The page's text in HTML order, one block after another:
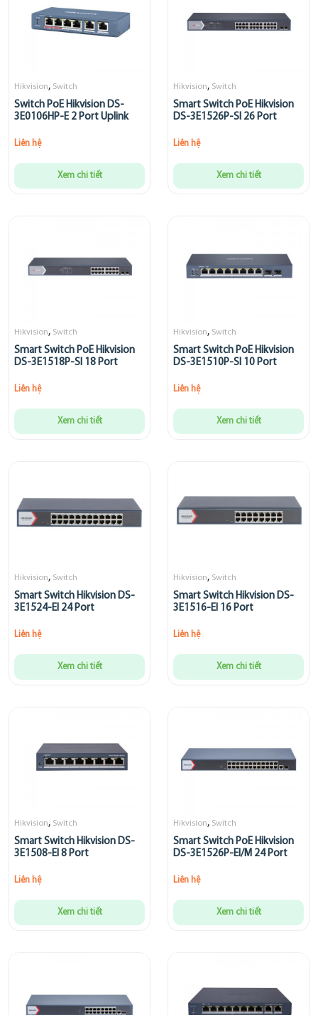
Hikvision, Switch
Switch PoE Hikvision DS-
3E0106HP-E 2 Port Uplink
Liên hệ
Xem chi tiết
Hikvision, Switch
Smart Switch PoE Hikvision
DS-3E1526P-SI 26 Port
Liên hệ
Xem chi tiết
Hikvision, Switch
Smart Switch PoE Hikvision
DS-3E1518P-SI 18 Port
Liên hệ
Xem chi tiết
Hikvision, Switch
Smart Switch PoE Hikvision
DS-3E1510P-SI 10 Port
Liên hệ
Xem chi tiết
Hikvision, Switch
Smart Switch Hikvision DS-
3E1524-EI 24 Port
Liên hệ
Xem chi tiết
Hikvision, Switch
Smart Switch Hikvision DS-
3E1516-EI 16 Port
Liên hệ
Xem chi tiết
Hikvision, Switch
Smart Switch Hikvision DS-
3E1508-EI 8 Port
Liên hệ
Xem chi tiết
Hikvision, Switch
Smart Switch PoE Hikvision
DS-3E1526P-EI/M 24 Port
Liên hệ
Xem chi tiết